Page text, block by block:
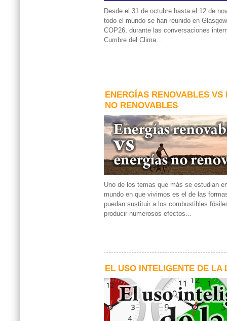
Desde el 31 de octubre hasta el 12 de
todo el mundo se han reunido en
COP26, durante las conversaciones
Cumbre del Clima...
ENERGÍAS RENOVABLES VS
NO RENOVABLES
Uno de los temas que más se estudian
mundo en que vivimos es el de las
puedan sustituir a los combustibles
producir numerosos efectos...
EL USO INTELIGENTE DE LA